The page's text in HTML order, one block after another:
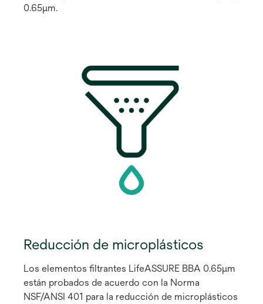
0.65μm.
Reducción de microplásticos
Los elementos filtrantes LifeASSURE BBA 0.65μm
están probados de acuerdo con la Norma
NSF/ANSI 401 para la reducción de microplásticos